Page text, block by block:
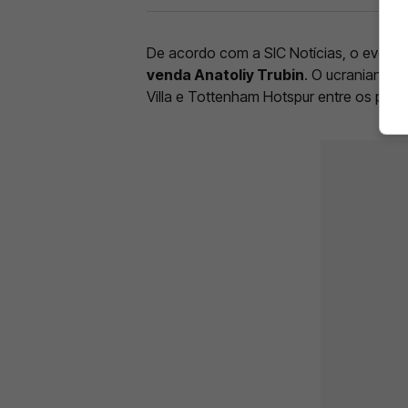
De acordo com a SIC Notícias, o
venda Anatoliy Trubin. O ucraniano
Villa e Tottenham Hotspur entre os